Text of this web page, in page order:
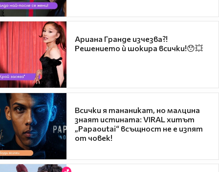
Ариана Гранде изчезва?!
Решението ѝ шокира всички!😯💥
Всички я тананикат, но малцина
знаят истината: VIRAL хитът
„Papaoutai“ всъщност не е изпят
от човек!